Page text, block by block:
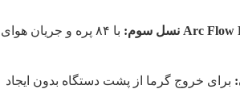
با ۸۴ پره و جریان هوای
برای خروج گرما از پشت دستگاه بدون ایجاد